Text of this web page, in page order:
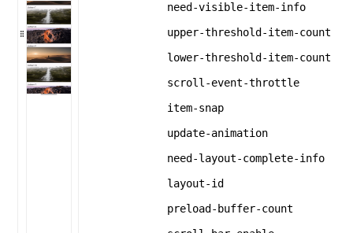
need-visible-item-info
upper-threshold-item-count
lower-threshold-item-count
scroll-event-throttle
item-snap
update-animation
need-layout-complete-info
layout-id
preload-buffer-count